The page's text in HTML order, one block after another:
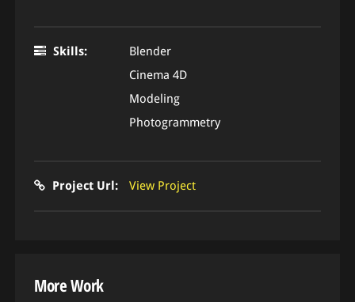
Skills:
Blender
Cinema 4D
Modeling
Photogrammetry
Project Url: View Project
More Work